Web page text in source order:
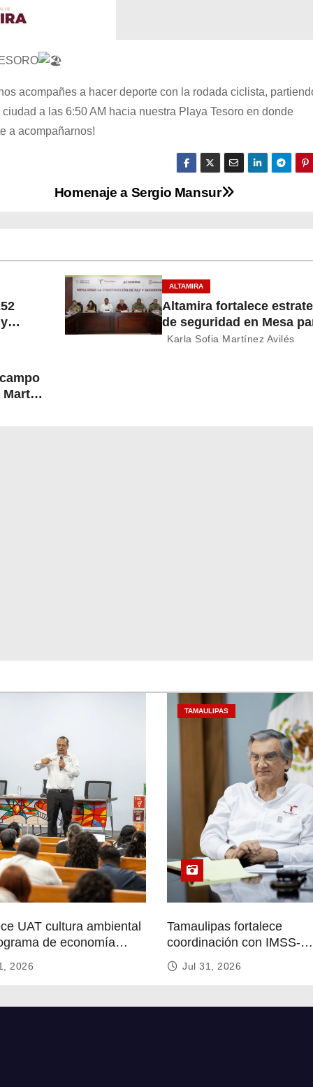
acompañes a hacer deporte con la rodada ciclista,
a las 6:50 AM hacia nuestra Playa Tesoro en donde
a acompañarnos!
Homenaje a Sergio Mansur
ALTAMIRA
Altamira fortalece
de seguridad en Mesa
Construcción de Paz
Karla Sofia Martínez Avilés
Martín
UAT cultura ambiental
de economía
2026
TAMAULIPAS
Tamaulipas fortalece
coordinación con IMSS-
Bienestar para mejorar
de salud
Jul 31, 2026